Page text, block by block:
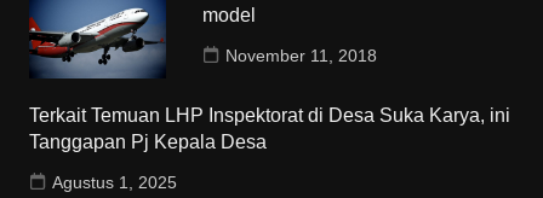
model
November 11, 2018
Terkait Temuan LHP Inspektorat di Desa Suka Karya, ini
Tanggapan Pj Kepala Desa
Agustus 1, 2025